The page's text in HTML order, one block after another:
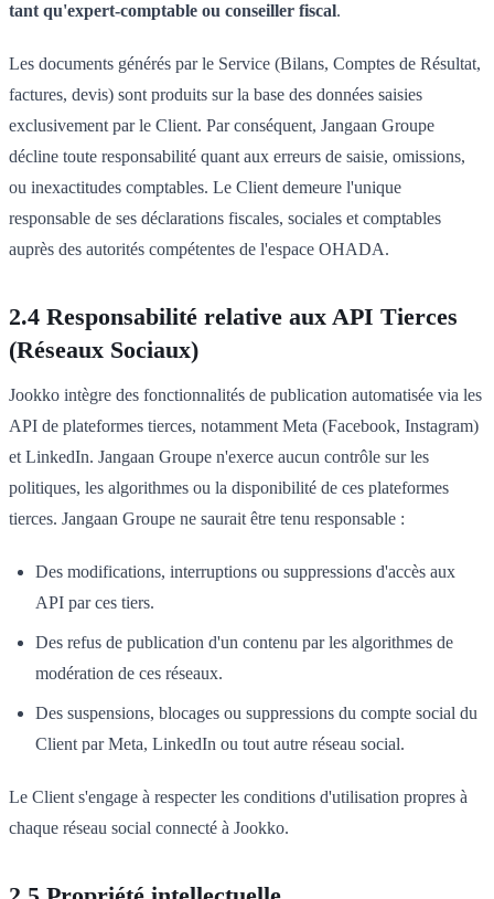
tant qu'expert-comptable ou conseiller fiscal.
Les documents générés par le Service (Bilans, Comptes de Résultat,
factures, devis) sont produits sur la base des données saisies
exclusivement par le Client. Par conséquent, Jangaan Groupe
décline toute responsabilité quant aux erreurs de saisie, omissions,
ou inexactitudes comptables. Le Client demeure l'unique
responsable de ses déclarations fiscales, sociales et comptables
auprès des autorités compétentes de l'espace OHADA.
2.4 Responsabilité relative aux API Tierces
(Réseaux Sociaux)
Jookko intègre des fonctionnalités de publication automatisée via les
API de plateformes tierces, notamment Meta (Facebook, Instagram)
et LinkedIn. Jangaan Groupe n'exerce aucun contrôle sur les
politiques, les algorithmes ou la disponibilité de ces plateformes
tierces. Jangaan Groupe ne saurait être tenu responsable :
Des modifications, interruptions ou suppressions d'accès aux
API par ces tiers.
Des refus de publication d'un contenu par les algorithmes de
modération de ces réseaux.
Des suspensions, blocages ou suppressions du compte social du
Client par Meta, LinkedIn ou tout autre réseau social.
Le Client s'engage à respecter les conditions d'utilisation propres à
chaque réseau social connecté à Jookko.